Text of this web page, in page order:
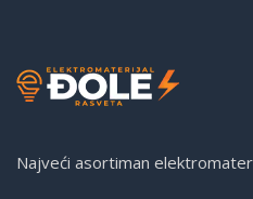
Najveći asortiman